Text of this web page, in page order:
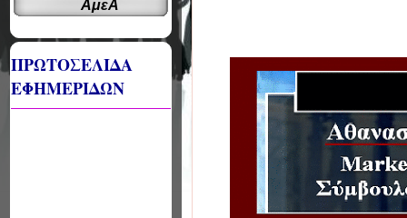
ΑμεΑ
ΠΡΩΤΟΣΕΛΙΔΑ
ΕΦΗΜΕΡΙΔΩΝ